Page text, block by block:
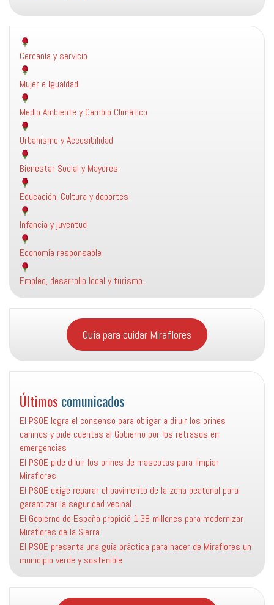
Cercanía y servicio
Mujer e Igualdad
Medio Ambiente y Cambio Climático
Urbanismo y Accesibilidad
Bienestar Social y Mayores.
Educación, Cultura y deportes
Infancia y juventud
Economía responsable
Empleo, desarrollo local y turismo.
Guía para cuidar Miraflores
Últimos comunicados
El PSOE logra el consenso para obligar a diluir los orines
caninos y pide cuentas al Gobierno por los retrasos en
emergencias
El PSOE pide diluir los orines de mascotas para limpiar
Miraflores
El PSOE exige reparar el pavimento de la zona peatonal para
garantizar la seguridad vecinal.
El Gobierno de España propició 1,38 millones para modernizar
Miraflores de la Sierra
El PSOE presenta una guía práctica para hacer de Miraflores un
municipio verde y sostenible